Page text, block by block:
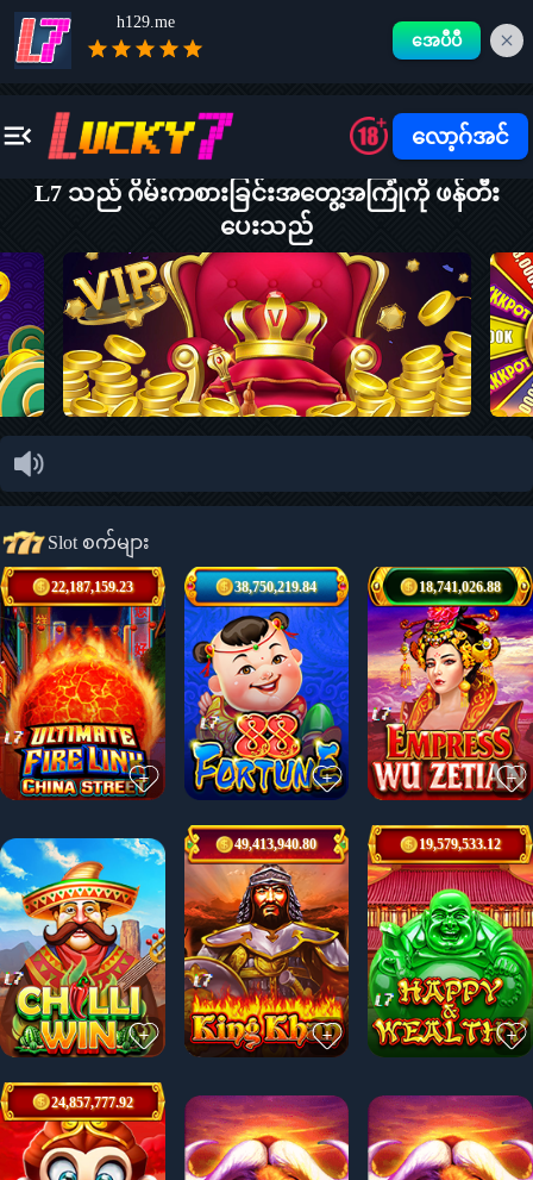
h129.me
အေပီပီ
လော့ဂ်အင်
ညီ
L7 သည် ဂိမ်းကစားခြင်းအတွေ့အကြုံကို ဖန်တီး
ပေးသည်
Slot စက်များ
22,187,159.23 38,750,219.84 18,741,026.88
49,413,940.80 19,579,533.12
24,857,777.92